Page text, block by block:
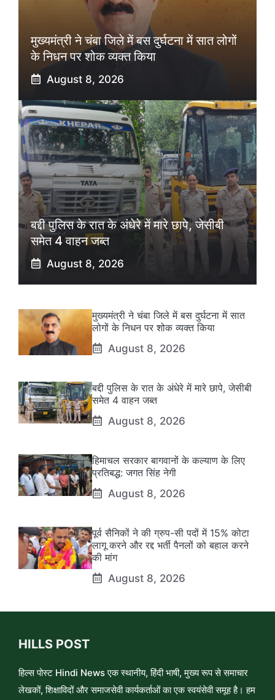
मुख्यमंत्री ने चंबा जिले में बस दुर्घटना में सात लोगों
के निधन पर शोक व्यक्त किया
August 8, 2026
बद्दी पुलिस के रात के अंधेरे में मारे छापे, जेसीबी
समेत 4 वाहन जब्त
August 8, 2026
मुख्यमंत्री ने चंबा जिले में बस दुर्घटना में सात
लोगों के निधन पर शोक व्यक्त किया
August 8, 2026
बद्दी पुलिस के रात के अंधेरे में मारे छापे, जेसीबी
समेत 4 वाहन जब्त
August 8, 2026
हिमाचल सरकार बागवानों के कल्याण के लिए
प्रतिबद्ध: जगत सिंह नेगी
August 8, 2026
पूर्व सैनिकों ने की ग्रुप-सी पदों में 15% कोटा
लागू करने और रद्द भर्ती पैनलों को बहाल करने
की मांग
August 8, 2026
HILLS POST
हिल्स पोस्ट Hindi News एक स्थानीय, हिंदी भाषी, मुख्य रूप से समाचार
लेखकों, शिक्षाविदों और समाजसेवी कार्यकर्ताओं का एक स्वयंसेवी समूह है। हम